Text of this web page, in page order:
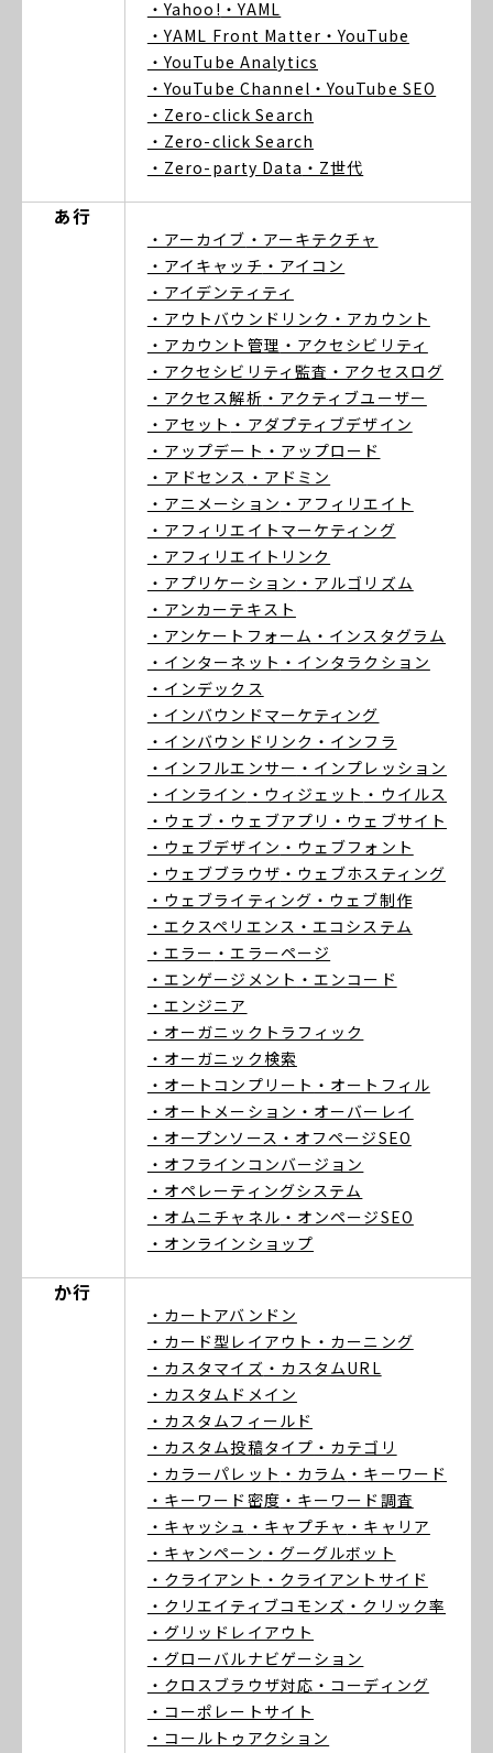
・Yahoo! ・YAML
・YAML Front Matter ・YouTube
・YouTube Analytics
・YouTube Channel ・YouTube SEO
・Zero-click Search
・Zero-click Search
・Zero-party Data ・Z世代
あ行
・アーカイブ ・アーキテクチャ
・アイキャッチ ・アイコン
・アイデンティティ
・アウトバウンドリンク ・アカウント
・アカウント管理 ・アクセシビリティ
・アクセシビリティ監査 ・アクセスログ
・アクセス解析 ・アクティブユーザー
・アセット ・アダプティブデザイン
・アップデート ・アップロード
・アドセンス ・アドミン
・アニメーション ・アフィリエイト
・アフィリエイトマーケティング
・アフィリエイトリンク
・アプリケーション ・アルゴリズム
・アンカーテキスト
・アンケートフォーム ・インスタグラム
・インターネット ・インタラクション
・インデックス
・インバウンドマーケティング
・インバウンドリンク ・インフラ
・インフルエンサー ・インプレッション
・インライン ・ウィジェット ・ウイルス
・ウェブ ・ウェブアプリ ・ウェブサイト
・ウェブデザイン ・ウェブフォント
・ウェブブラウザ ・ウェブホスティング
・ウェブライティング ・ウェブ制作
・エクスペリエンス ・エコシステム
・エラー ・エラーページ
・エンゲージメント ・エンコード
・エンジニア
・オーガニックトラフィック
・オーガニック検索
・オートコンプリート ・オートフィル
・オートメーション ・オーバーレイ
・オープンソース ・オフページSEO
・オフラインコンバージョン
・オペレーティングシステム
・オムニチャネル ・オンページSEO
・オンラインショップ
か行
・カートアバンドン
・カード型レイアウト ・カーニング
・カスタマイズ ・カスタムURL
・カスタムドメイン
・カスタムフィールド
・カスタム投稿タイプ ・カテゴリ
・カラーパレット ・カラム ・キーワード
・キーワード密度 ・キーワード調査
・キャッシュ ・キャプチャ ・キャリア
・キャンペーン ・グーグルボット
・クライアント ・クライアントサイド
・クリエイティブコモンズ ・クリック率
・グリッドレイアウト
・グローバルナビゲーション
・クロスブラウザ対応 ・コーディング
・コーポレートサイト
・コールトゥアクション